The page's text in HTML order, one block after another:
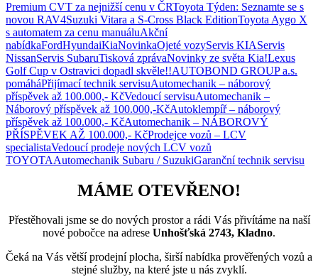
Premium CVT za nejnižší cenu v ČRToyota Týden: Seznamte se s
novou RAV4Suzuki Vitara a S-Cross Black EditionToyota Aygo X
s automatem za cenu manuáluAkční
nabídkaFordHyundaiKiaNovinkaOjeté vozyServis KIAServis
NissanServis SubaruTisková zprávaNovinky ze světa Kia!Lexus
Golf Cup v Ostravici dopadl skvěle!!AUTOBOND GROUP a.s.
pomáháPřijímací technik servisuAutomechanik – náborový
příspěvek až 100.000,- KčVedoucí servisuAutomechanik –
Náborový příspěvek až 100.000,-KčAutoklempíř – náborový
příspěvek až 100.000,- KčAutomechanik – NÁBOROVÝ
PŘÍSPĚVEK AŽ 100.000,- KčProdejce vozů – LCV
specialistaVedoucí prodeje nových LCV vozů
TOYOTAAutomechanik Subaru / SuzukiGaranční technik servisu
MÁME OTEVŘENO!
Přestěhovali jsme se do nových prostor a rádi Vás přivítáme na naší
nové pobočce na adrese Unhošťská 2743, Kladno.
Čeká na Vás větší prodejní plocha, širší nabídka prověřených vozů a
stejné služby, na které jste u nás zvyklí.